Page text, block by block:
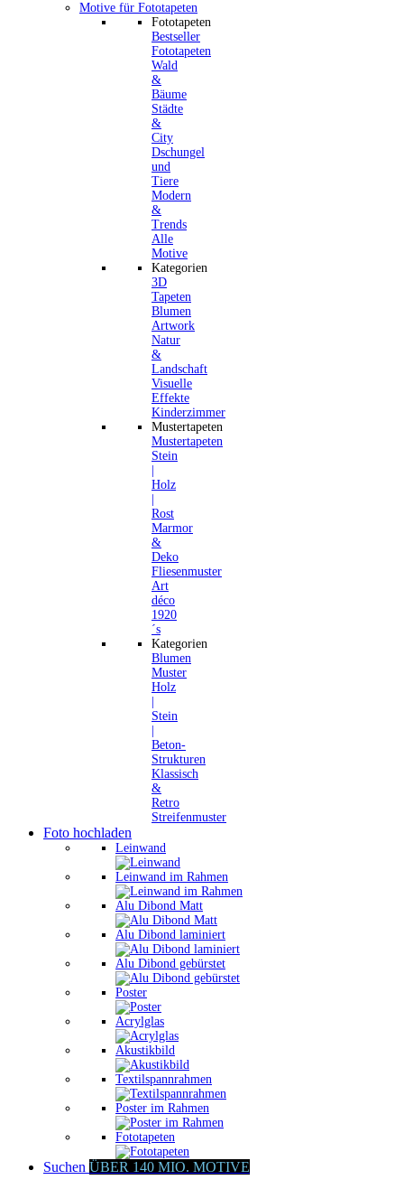
Motive für Fototapeten
Fototapeten
Bestseller
Fototapeten
Wald
&
Bäume
Städte
&
City
Dschungel
und
Tiere
Modern
&
Trends
Alle
Motive
Kategorien
3D
Tapeten
Blumen
Artwork
Natur
&
Landschaft
Visuelle
Effekte
Kinderzimmer
Mustertapeten
Mustertapeten
Stein
Holz
Rost
Marmor
&
Deko
Fliesenmuster
Art
déco
1920
´s
Kategorien
Blumen
Muster
Holz
Stein
Beton-
Strukturen
Klassisch
&
Retro
Streifenmuster
Foto hochladen
Leinwand
Leinwand im Rahmen
Alu Dibond Matt
Alu Dibond laminiert
Alu Dibond gebürstet
Poster
Acrylglas
Akustikbild
Textilspannrahmen
Poster im Rahmen
Fototapeten
Suchen ÜBER 140 MIO. MOTIVE